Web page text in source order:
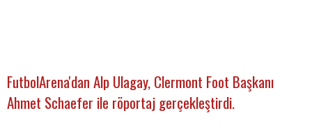
FutbolArena'dan Alp Ulagay, Clermont Foot Başkanı
Ahmet Schaefer ile röportaj gerçekleştirdi.